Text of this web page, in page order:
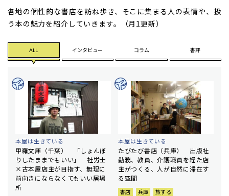
各地の個性的な書店を訪ね歩き、そこに集まる人の表情や、扱
う本の魅力を紹介していきます。（月1更新）
ALL インタビュー コラム 書評
本屋は生きている
甲羅文庫（千葉） 「しょんぼ
りしたままでもいい」 社労士
×古本屋店主が目指す、無理に
前向きにならなくてもいい居場
所
本屋は生きている
たびたび書店（兵庫） 出版社
勤務、教員、介護職員を経た店
主がつくる、人が自然に滞在す
る空間
書店 兵庫 旅する